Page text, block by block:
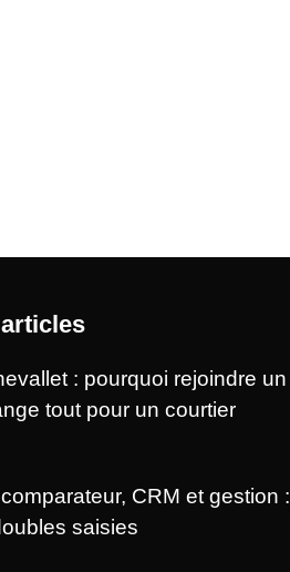
: pourquoi rejoindre un
tout pour un courtier
CRM et gestion :
saisies